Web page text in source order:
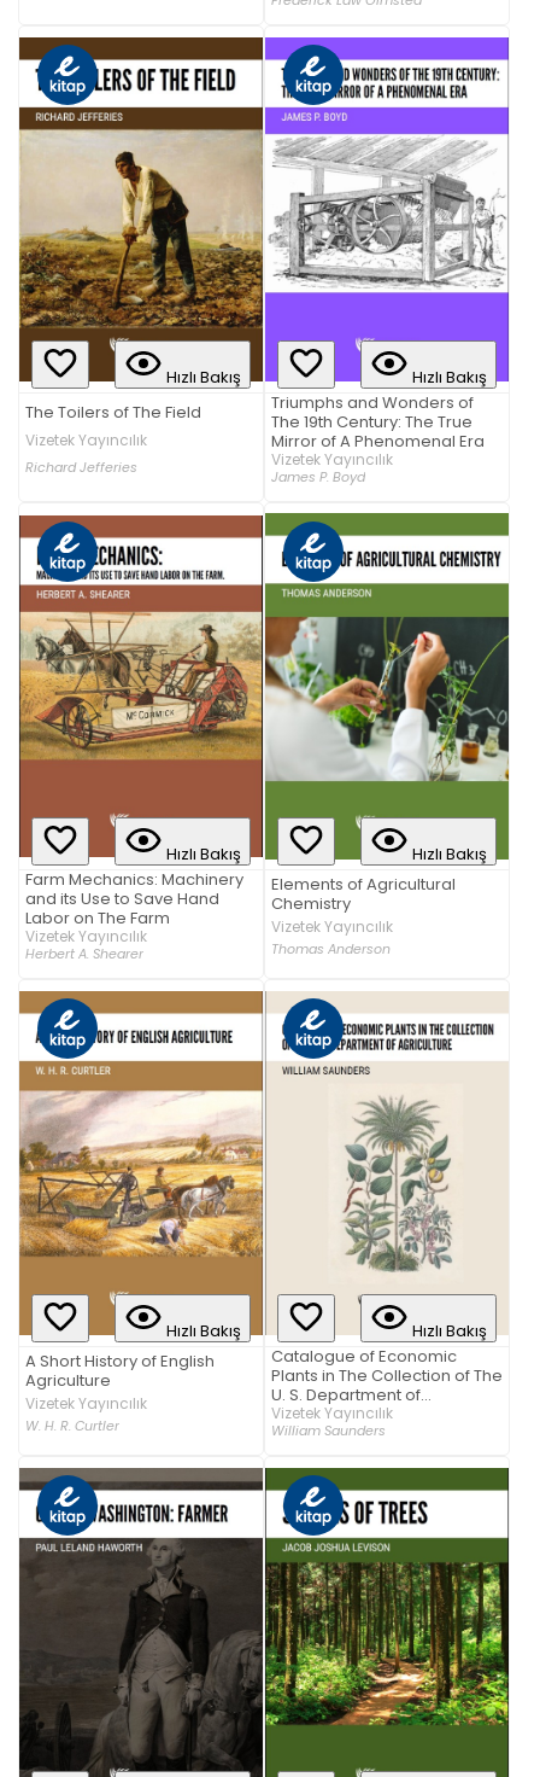
Hızlı Bakış
The Toilers of The Field
Vizetek Yayıncılık
Richard Jefferies
Hızlı Bakış
Triumphs and Wonders of
The 19th Century: The True
Mirror of A Phenomenal Era
Vizetek Yayıncılık
James P. Boyd
Hızlı Bakış
Farm Mechanics: Machinery
and its Use to Save Hand
Labor on The Farm
Vizetek Yayıncılık
Herbert A. Shearer
Hızlı Bakış
Elements of Agricultural
Chemistry
Vizetek Yayıncılık
Thomas Anderson
Hızlı Bakış
A Short History of English
Agriculture
Vizetek Yayıncılık
W. H. R. Curtler
Hızlı Bakış
Catalogue of Economic
Plants in The Collection of The
U. S. Department of
Agriculture
Vizetek Yayıncılık
William Saunders